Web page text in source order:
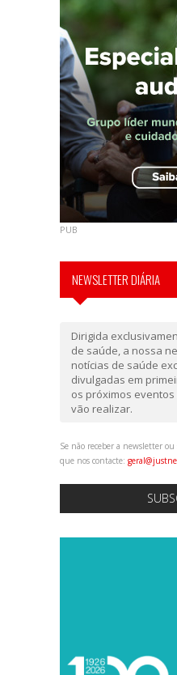
PUB
NEWSLETTER DIÁRIA
Dirigida
de saúde, a nossa
notícias de saúde
divulgadas em
os próximos
vão realizar.
Se não receber a newsletter
que nos contacte: